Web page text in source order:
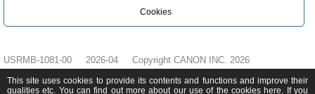
Cookies
USRMB-1081-00 2026-04 Copyright CANON INC. 2026
This site uses cookies to provide its contents and functions and improve their
qualities etc. You can find out more about our use of the cookies here. If you